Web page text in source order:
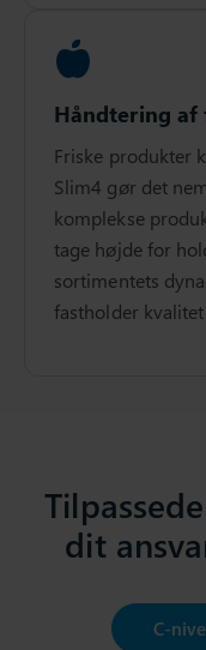
Håndtering af
Friske produkter
Slim4 gør det
komplekse
tage højde for
sortimentets
fastholder
dit
C-